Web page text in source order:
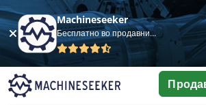
Machineseeker
Бесплатно во продавница